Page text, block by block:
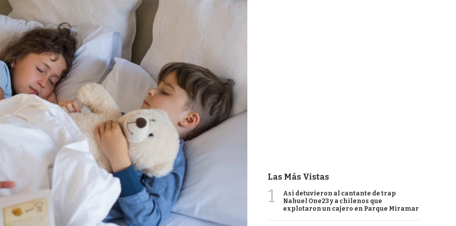
Las Más Vistas
1
Así detuvieron al cantante de trap
Nahuel One23 y a chilenos que
explotaron un cajero en Parque Miramar